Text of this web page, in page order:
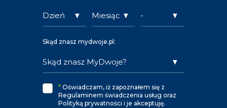
Skąd znasz mydwoje.pl:
* Oświadczam, iż zapoznałem się z
Regulaminem świadczenia usług oraz
Polityką prywatności i je akceptuję.